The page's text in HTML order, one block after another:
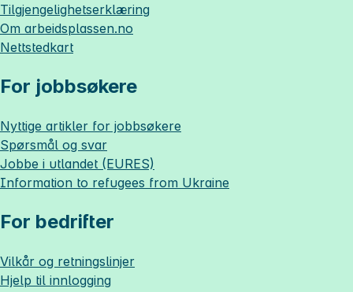
Tilgjengelighetserklæring
Om arbeidsplassen.no
Nettstedkart
For jobbsøkere
Nyttige artikler for jobbsøkere
Spørsmål og svar
Jobbe i utlandet (EURES)
Information to refugees from Ukraine
For bedrifter
Vilkår og retningslinjer
Hjelp til innlogging